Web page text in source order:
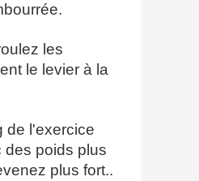
les
le levier à la
de l'exercice
des poids plus
plus fort..